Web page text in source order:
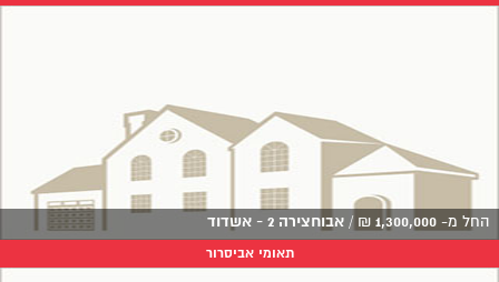
החל מ- 1,300,000
₪
/ אבוחצירה 2 - אשדוד
תאומי אביסרור